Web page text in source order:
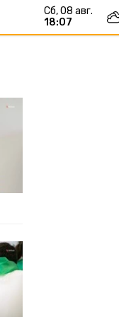
сб, 08 авг.
18:07